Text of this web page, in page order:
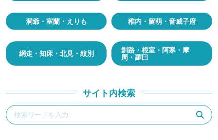
洞爺・室蘭・えりも 稚内・留萌・音威子府
網走・知床・北見・紋別 釧路・根室・阿寒・摩
周・羅臼
サイト内検索